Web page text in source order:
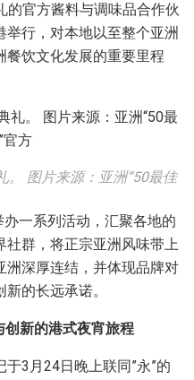
的官方酱料与调味品合作伙
行，对本地以至整个亚洲
餐饮文化发展的重要里程
。 图片来源：亚洲“50最佳
一系列活动，汇聚各地的
群，将正宗亚洲风味带上
洲深厚连结，并体现品牌对
的长远承诺。
创新的港式夜宵旅程
3月24日晚上联同”永”的